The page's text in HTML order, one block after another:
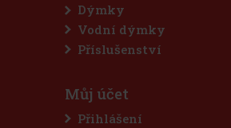
Dýmky
Vodní dýmky
Příslušenství
Můj účet
Přihlášení